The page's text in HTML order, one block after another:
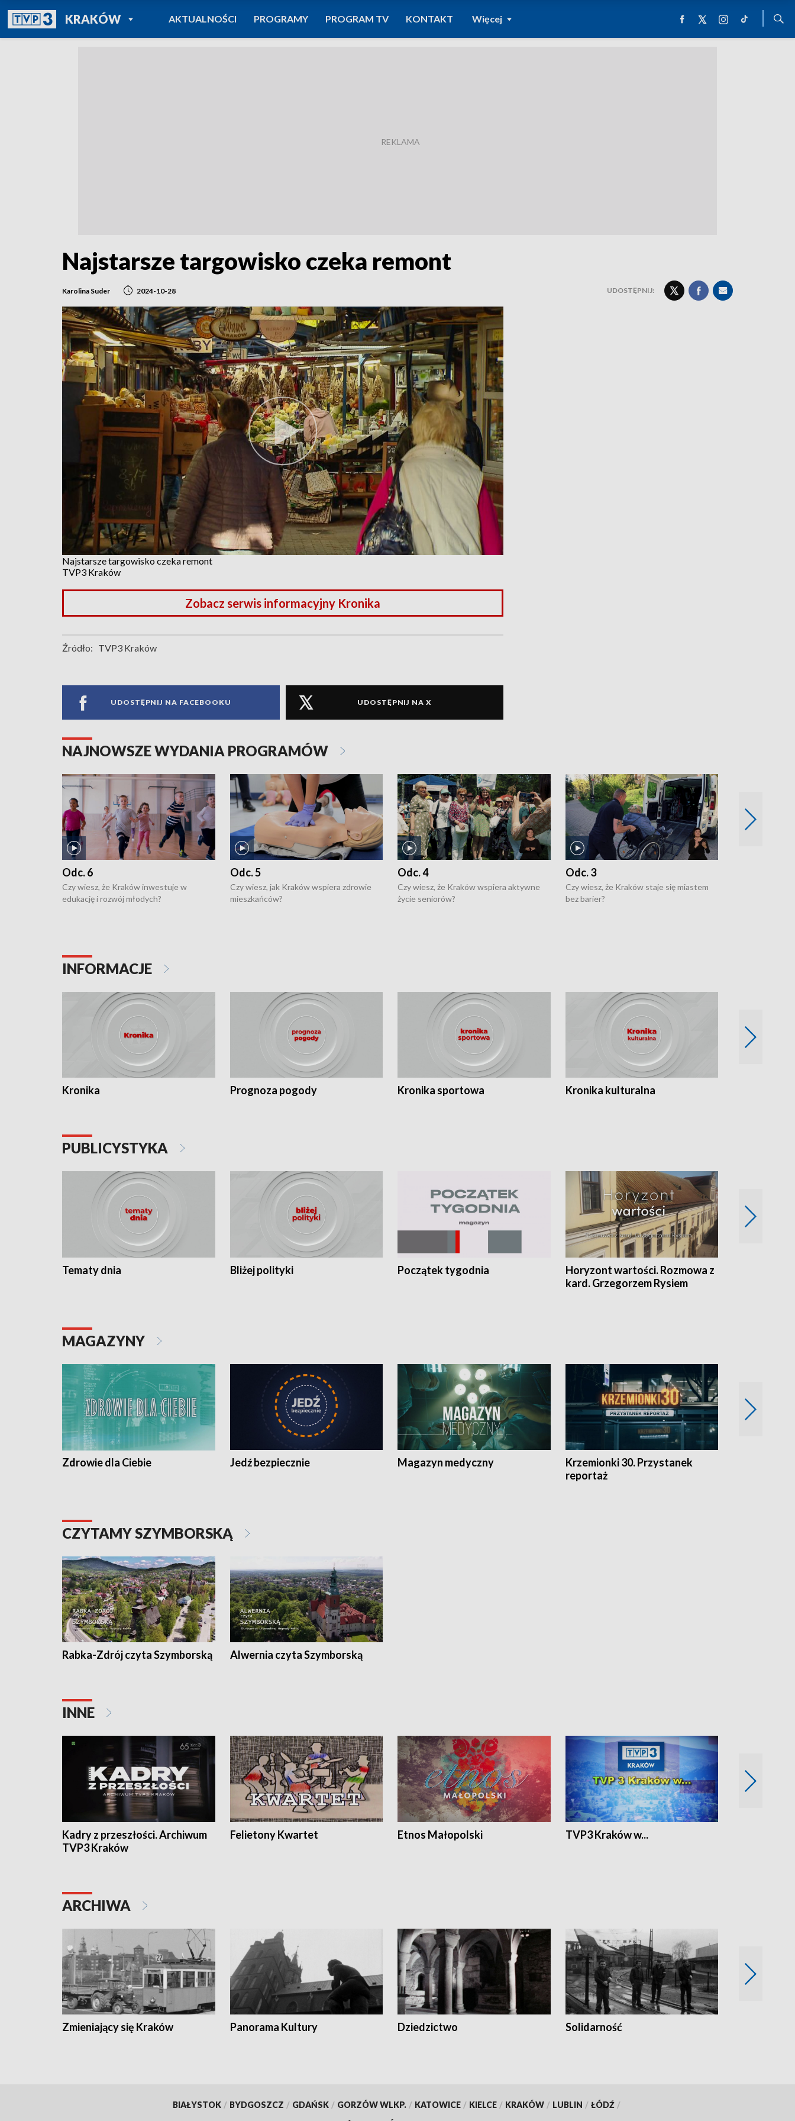
KRAKÓWPOWRÓT DO
TVP REGIONY
AKTUALNOŚCI PROGRAMY PROGRAM TV KONTAKT Więcej
Najstarsze targowisko czeka remont
Karolina Suder 2024-10-28 UDOSTĘPNIJ:
Najstarsze targowisko czeka remont
TVP3 Kraków
Zobacz serwis informacyjny Kronika
Źródło: TVP3 Kraków
UDOSTĘPNIJ NA FACEBOOKU UDOSTĘPNIJ NA X
NAJNOWSZE WYDANIA PROGRAMÓW
Odc. 6
Czy wiesz, że Kraków inwestuje w
edukację i rozwój młodych?
Odc. 5
Czy wiesz, jak Kraków wspiera zdrowie
mieszkańców?
Odc. 4
Czy wiesz, że Kraków wspiera aktywne
życie seniorów?
Odc. 3
Czy wiesz, że Kraków staje się miastem
bez barier?
INFORMACJE
Kronika Prognoza pogody Kronika sportowa Kronika kulturalna
PUBLICYSTYKA
Tematy dnia Bliżej polityki Początek tygodnia
Horyzont wartości. Rozmowa z
kard. Grzegorzem Rysiem
MAGAZYNY
Zdrowie dla Ciebie Jedź bezpiecznie Magazyn medyczny
Krzemionki 30. Przystanek
reportaż
CZYTAMY SZYMBORSKĄ
Rabka-Zdrój czyta Szymborską Alwernia czyta Szymborską
INNE
Kadry z przeszłości. Archiwum
TVP3 Kraków
Felietony Kwartet Etnos Małopolski TVP3 Kraków w...
ARCHIWA
Zmieniający się Kraków Panorama Kultury Dziedzictwo Solidarność
BIAŁYSTOK / BYDGOSZCZ / GDAŃSK / GORZÓW WLKP. / KATOWICE / KIELCE / KRAKÓW / LUBLIN / ŁÓDŹ /